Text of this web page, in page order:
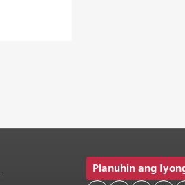
Planuhin ang